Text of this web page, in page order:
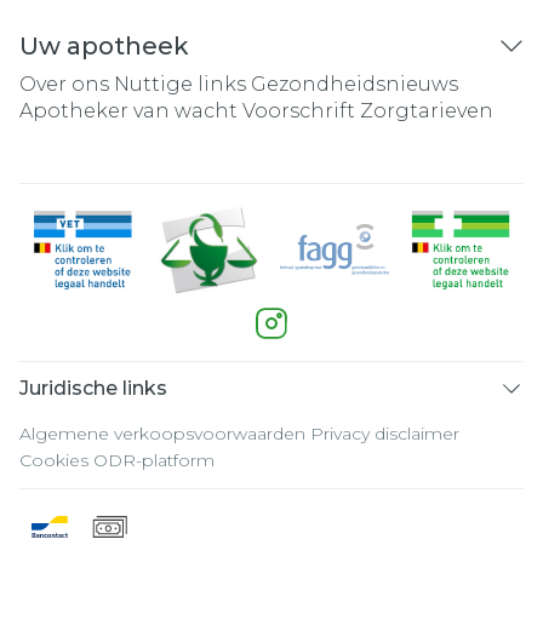
Uw apotheek
Over ons Nuttige links Gezondheidsnieuws
Apotheker van wacht Voorschrift Zorgtarieven
Juridische links
Algemene verkoopsvoorwaarden Privacy disclaimer
Cookies ODR-platform